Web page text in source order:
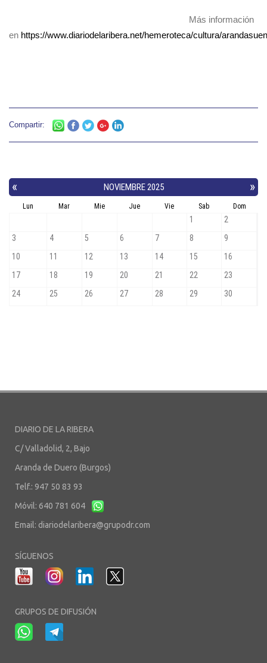
Más información
en https://www.diariodelaribera.net/hemeroteca/cultura/
Compartir:
DIARIO DE LA RIBERA
C/ Valladolid, 2, Bajo
Aranda de Duero (Burgos)
Telf.: 947 50 83 93
Móvil: 640 781 604
Email: diariodelaribera@grupodr.com
SÍGUENOS
GRUPOS DE DIFUSIÓN